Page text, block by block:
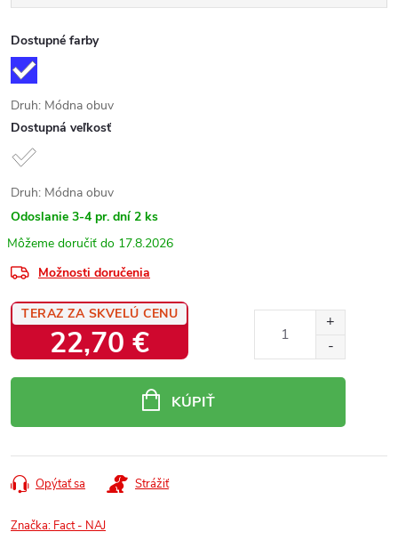
Dostupné farby
Druh: Módna obuv
Dostupná veľkosť
Druh: Módna obuv
Odoslanie 3-4 pr. dní 2 ks
17.8.2026
Možnosti doručenia
TERAZ ZA SKVELÚ CENU
22,70 €
KÚPIŤ
Opýtať sa Strážiť
Značka: Fact - NAJ